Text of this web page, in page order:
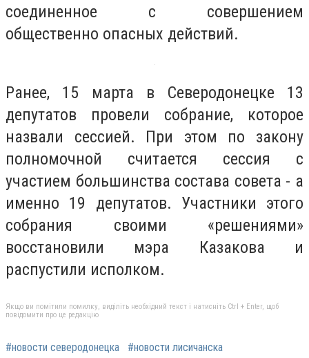
соединенное с совершением
общественно опасных действий.
Ранее, 15 марта в Северодонецке 13
депутатов провели собрание, которое
назвали сессией. При этом по закону
полномочной считается сессия с
участием большинства состава совета - а
именно 19 депутатов. Участники этого
собрания своими «решениями»
восстановили мэра Казакова и
распустили исполком.
Якщо ви помітили помилку, виділіть необхідний текст і натисніть Ctrl + Enter, щоб
повідомити про це редакцію
#новости северодонецка #новости лисичанска